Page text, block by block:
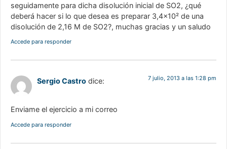
seguidamente para dicha disolución inicial de SO2, ¿qué
deberá hacer si lo que desea es preparar 3,4×10² de una
disolución de 2,16 M de SO2?, muchas gracias y un saludo
Accede para responder
Sergio Castro dice: 7 julio, 2013 a las 1:28 pm
Enviame el ejercicio a mi correo
Accede para responder